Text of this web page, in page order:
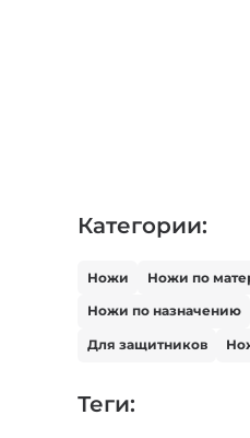
Категории:
Ножи Ножи по
Ножи по назначению
Для защитников
Теги: